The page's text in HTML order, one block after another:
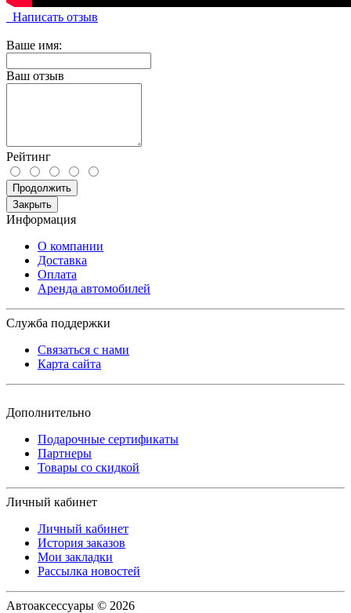
Написать отзыв
Ваше имя:
Ваш отзыв
Рейтинг
Продолжить
Закрыть
Информация
О компании
Доставка
Оплата
Аренда автомобилей
Служба поддержки
Связаться с нами
Карта сайта
Дополнительно
Подарочные сертификаты
Партнеры
Товары со скидкой
Личный кабинет
Личный кабинет
История заказов
Мои закладки
Рассылка новостей
Автоаксессуары © 2026